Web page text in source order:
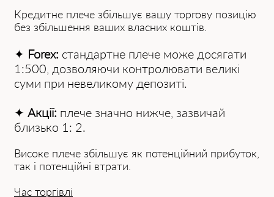
Кредитне плече збільшує вашу торгову позицію
без збільшення ваших власних коштів.
✦ Forex: стандартне плече може досягати
1:500, дозволяючи контролювати великі
суми при невеликому депозиті.
✦ Акції: плече значно нижче, зазвичай
близько 1: 2.
Високе плече збільшує як потенційний прибуток,
так і потенційні втрати.
Час торгівлі